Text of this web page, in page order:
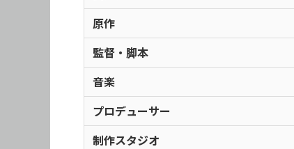
原作
監督・脚本
音楽
プロデューサー
制作スタジオ